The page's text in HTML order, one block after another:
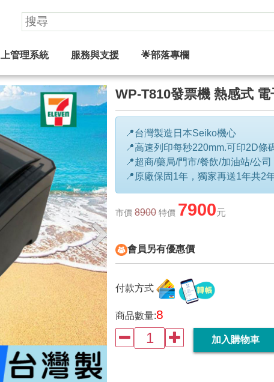
管理系統 服務與支援 🌟部落專欄
WP-T810發票機 熱感式
📍台灣製造日本Seiko機心
📍高速列印每秒220mm.可印2D條
📍超商/藥局/門市/餐飲/加油站/公司
📍原廠保固1年，獨家再送1年共2
市價 8900 特價 7900元
會員另有優惠價
付款方式
商品數量:8
  加入購物車